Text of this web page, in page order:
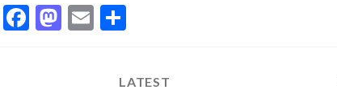
Facebook
Mastodon
Email
LATEST